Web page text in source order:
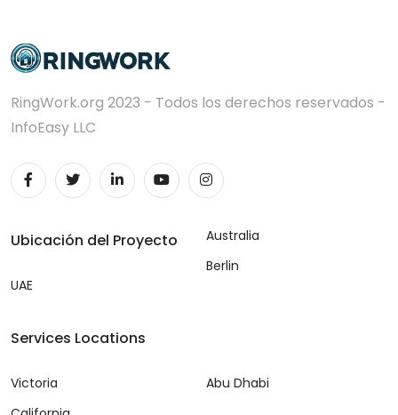
RingWork.org 2023 - Todos los derechos reservados -
InfoEasy LLC
Ubicación del Proyecto
UAE
Australia
Berlin
Services Locations
Victoria
Abu Dhabi